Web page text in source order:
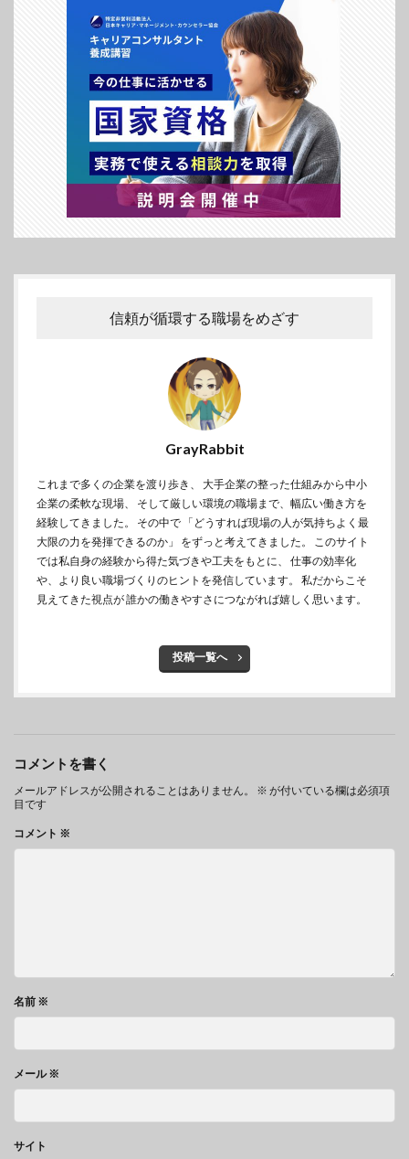
信頼が循環する職場をめざす
GrayRabbit
これまで多くの企業を渡り歩き、 大手企業の整った仕組みから中小
企業の柔軟な現場、 そして厳しい環境の職場まで、幅広い働き方を
経験してきました。 その中で 「どうすれば現場の人が気持ちよく最
大限の力を発揮できるのか」 をずっと考えてきました。 このサイト
では私自身の経験から得た気づきや工夫をもとに、 仕事の効率化
や、より良い職場づくりのヒントを発信しています。 私だからこそ
見えてきた視点が 誰かの働きやすさにつながれば嬉しく思います。
投稿一覧へ
コメントを書く
メールアドレスが公開されることはありません。 ※ が付いている欄は必須項
目です
コメント ※
名前 ※
メール※
サイト